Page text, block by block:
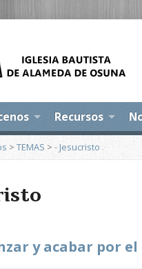
Recursos
>TEMAS> - Jesucristo
y acabar por